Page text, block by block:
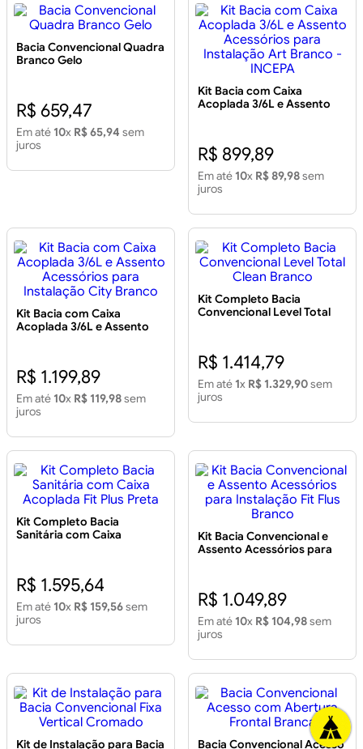
Bacia Convencional Quadra
Branco Gelo
R$ 659,47
Em até 10x R$ 65,94 sem
juros
Kit Bacia com Caixa
Acoplada 3/6L e Assento
R$ 899,89
Em até 10x R$ 89,98sem
juros
Kit Bacia com Caixa
Acoplada 3/6L e Assento
R$ 1.199,89
Em até 10x R$ 119,98sem
juros
Kit Completo Bacia
Convencional Level Total
R$ 1.414,79
Em até 1x R$ 1.329,90sem
juros
Kit Completo Bacia
Sanitária com Caixa
R$ 1.595,64
Em até 10x R$ 159,56sem
juros
Kit Bacia Convencional e
Assento Acessórios para
R$ 1.049,89
Em até 10x R$ 104,98sem
juros
Kit de Instalação para Bacia Bacia Convencional Acesso